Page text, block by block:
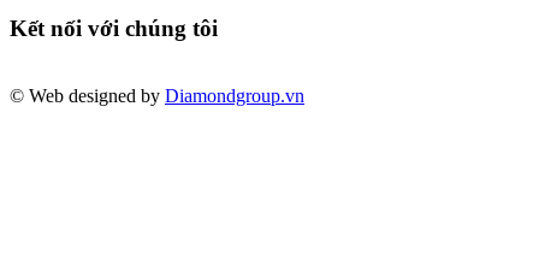
Kết nối với chúng tôi
© Web designed by Diamondgroup.vn